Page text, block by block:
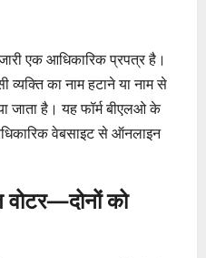
जारी एक आधिकारिक प्रपत्र है।
व्यक्ति का नाम हटाने या नाम से
जाता है। यह फॉर्म बीएलओ के
वेबसाइट से ऑनलाइन
को